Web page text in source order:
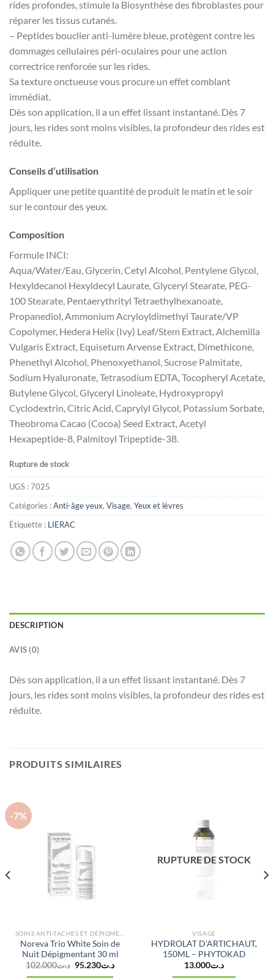
rides profondes, stimule la Biosynthèse des fibroblastes pour
réparer les tissus cutanés.
– Peptides bouclier anti-lumère bleue, protègent contre les
dommages cellulaires péri-oculaires pour une action
correctrice renforcée sur les rides.
Sa texture onctueuse vous procure un effet comblant
immédiat.
Dès son application, il a un effet lissant instantané. Dès 7
jours, les rides sont moins visibles, la profondeur des rides est
réduite.
Conseils d’utilisation
Appliquer une petite quantité de produit le matin et le soir
sur le contour des yeux.
Composition
Formule INCI:
Aqua/Water/Eau, Glycerin, Cetyl Alcohol, Pentylene Glycol,
Hexyldecanol Hexyldecyl Laurate, Glyceryl Stearate, PEG-
100 Stearate, Pentaerythrityl Tetraethylhexanoate,
Propanediol, Ammonium Acryloyldimethyl Taurate/VP
Copolymer, Hedera Helix (Ivy) Leaf/Stem Extract, Alchemilla
Vulgaris Extract, Equisetum Arvense Extract, Dimethicone,
Phenethyl Alcohol, Phenoxyethanol, Sucrose Palmitate,
Sodium Hyaluronate, Tetrasodium EDTA, Tocopheryl Acetate,
Butylene Glycol, Glyceryl Linoleate, Hydroxypropyl
Cyclodextrin, Citric Acid, Caprylyl Glycol, Potassium Sorbate,
Theobroma Cacao (Cocoa) Seed Extract, Acetyl
Hexapeptide-8, Palmitoyl Tripeptide-38.
Rupture de stock
UGS :7025
Catégories :Anti-âge yeux, Visage, Yeux et lèvres
Étiquette : LIERAC
DESCRIPTION
AVIS (0)
Dès son application, il a un effet lissant instantané. Dès 7
jours, les rides sont moins visibles, la profondeur des rides est
réduite.
PRODUITS SIMILAIRES
-7%
Noreva Trio White Soin de
Nuit Dépigmentant 30 ml
د.ت102.000
Le
د.ت95.230
Le
RUPTURE DE STOCK
VISAGE
HYDROLAT D’ARTICHAUT,
150ML – PHYTOKAD
د.ت13.000